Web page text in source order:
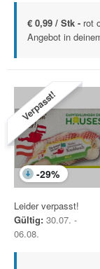
€ 0,99 / Stk - rot
Angebot in
Verpasst!
-29%
Leider verpasst!
Gültig: 30.07. -
06.08.